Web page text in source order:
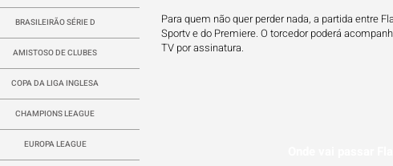
BRASILEIRÃO SÉRIE D
AMISTOSO DE CLUBES
COPA DA LIGA INGLESA
CHAMPIONS LEAGUE
EUROPA LEAGUE
Para quem não quer perder nada, a partida entre
Sportv e do Premiere. O torcedor poderá
TV por assinatura.